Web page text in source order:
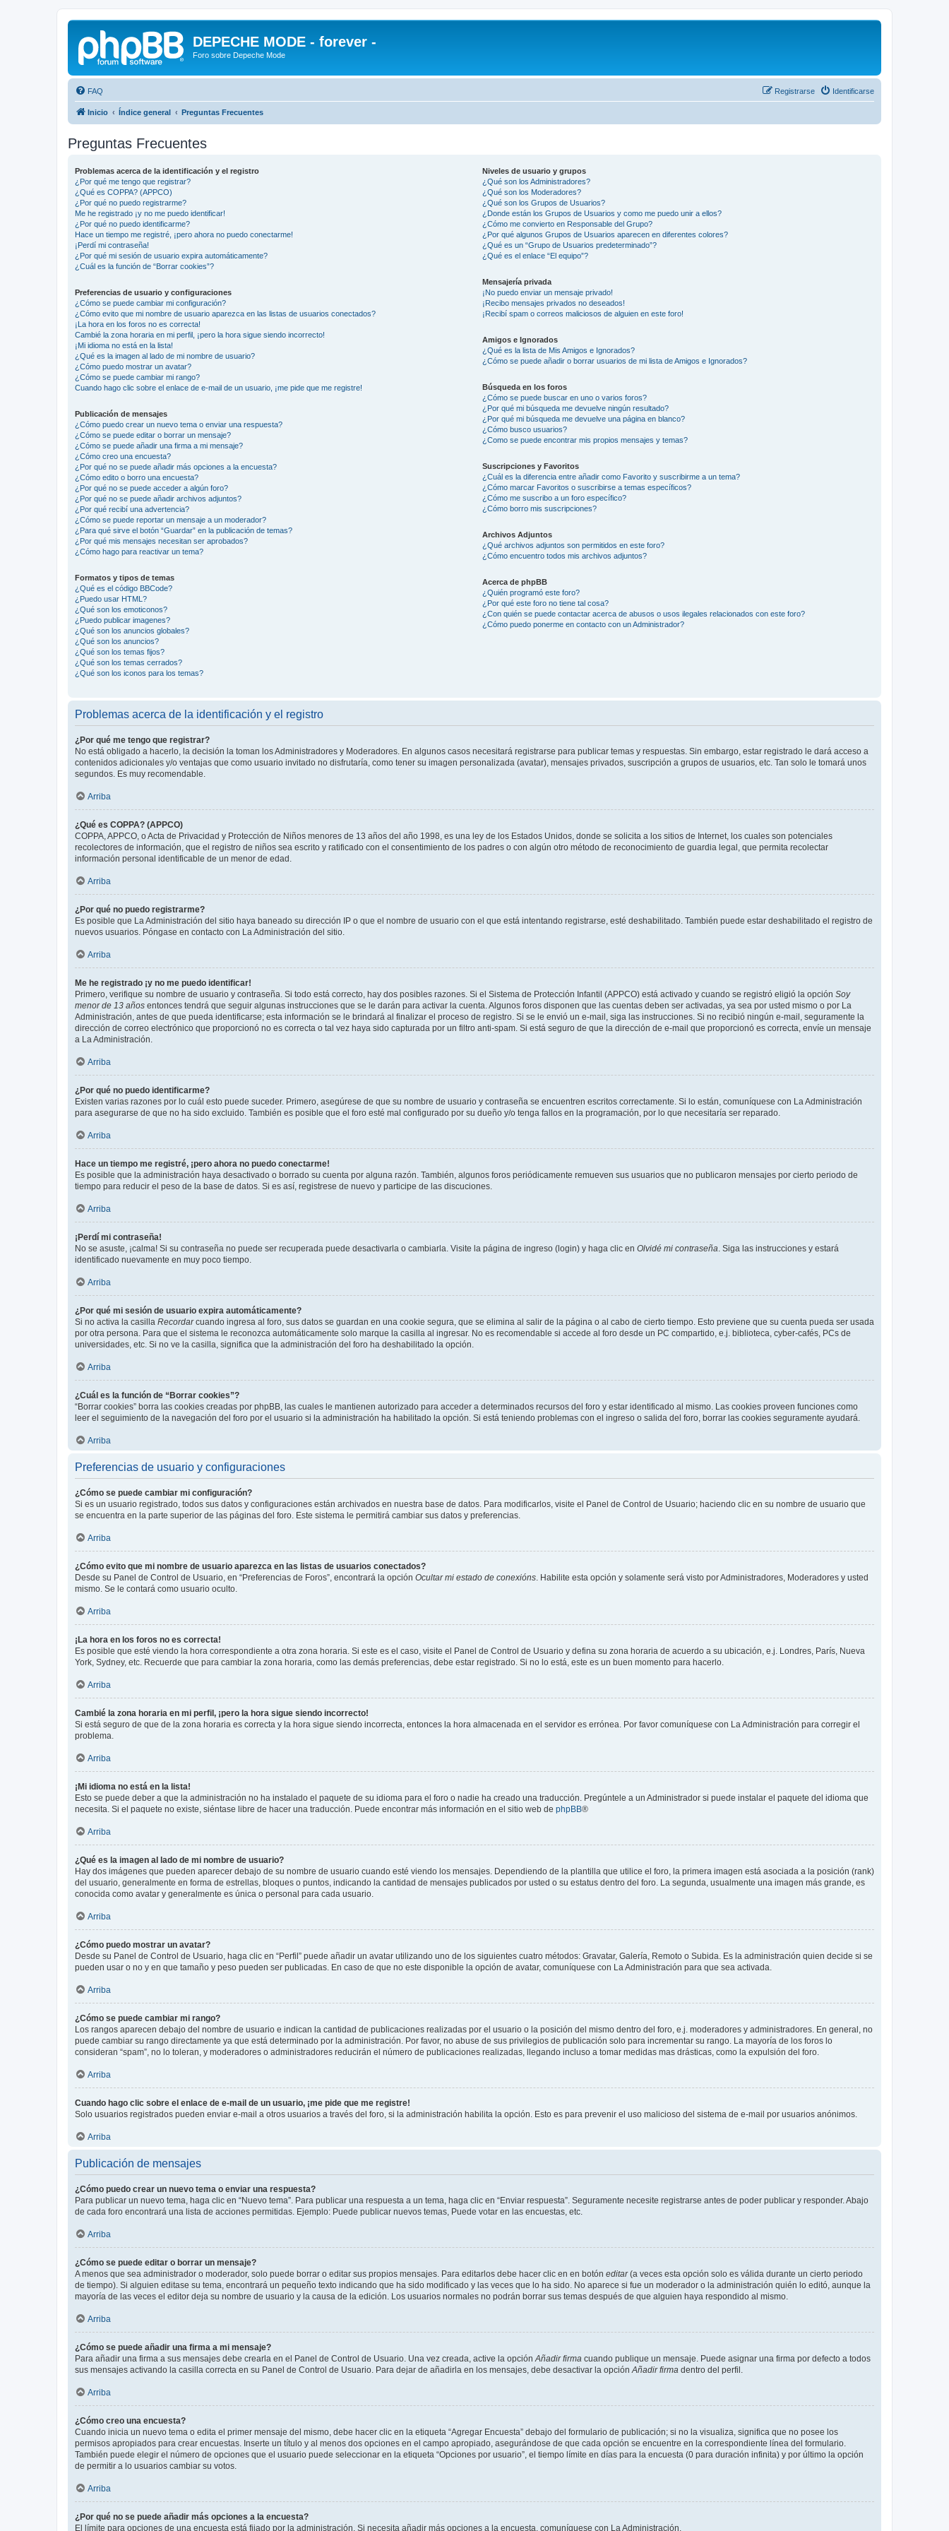
DEPECHE MODE - forever -
Foro sobre Depeche Mode
FAQ Identificarse
Registrarse
Inicio Índice general Preguntas Frecuentes
Preguntas Frecuentes
Problemas acerca de la identificación y el registro
¿Por qué me tengo que registrar?
¿Qué es COPPA? (APPCO)
¿Por qué no puedo registrarme?
Me he registrado ¡y no me puedo identificar!
¿Por qué no puedo identificarme?
Hace un tiempo me registré, ¡pero ahora no puedo conectarme!
¡Perdí mi contraseña!
¿Por qué mi sesión de usuario expira automáticamente?
¿Cuál es la función de “Borrar cookies”?
Preferencias de usuario y configuraciones
¿Cómo se puede cambiar mi configuración?
¿Cómo evito que mi nombre de usuario aparezca en las listas de usuarios conectados?
¡La hora en los foros no es correcta!
Cambié la zona horaria en mi perfil, ¡pero la hora sigue siendo incorrecto!
¡Mi idioma no está en la lista!
¿Qué es la imagen al lado de mi nombre de usuario?
¿Cómo puedo mostrar un avatar?
¿Cómo se puede cambiar mi rango?
Cuando hago clic sobre el enlace de e-mail de un usuario, ¡me pide que me registre!
Publicación de mensajes
¿Cómo puedo crear un nuevo tema o enviar una respuesta?
¿Cómo se puede editar o borrar un mensaje?
¿Cómo se puede añadir una firma a mi mensaje?
¿Cómo creo una encuesta?
¿Por qué no se puede añadir más opciones a la encuesta?
¿Cómo edito o borro una encuesta?
¿Por qué no se puede acceder a algún foro?
¿Por qué no se puede añadir archivos adjuntos?
¿Por qué recibí una advertencia?
¿Cómo se puede reportar un mensaje a un moderador?
¿Para qué sirve el botón “Guardar” en la publicación de temas?
¿Por qué mis mensajes necesitan ser aprobados?
¿Cómo hago para reactivar un tema?
Formatos y tipos de temas
¿Qué es el código BBCode?
¿Puedo usar HTML?
¿Qué son los emoticonos?
¿Puedo publicar imagenes?
¿Qué son los anuncios globales?
¿Qué son los anuncios?
¿Qué son los temas fijos?
¿Qué son los temas cerrados?
¿Qué son los iconos para los temas?
Niveles de usuario y grupos
¿Qué son los Administradores?
¿Qué son los Moderadores?
¿Qué son los Grupos de Usuarios?
¿Donde están los Grupos de Usuarios y como me puedo unir a ellos?
¿Cómo me convierto en Responsable del Grupo?
¿Por qué algunos Grupos de Usuarios aparecen en diferentes colores?
¿Qué es un “Grupo de Usuarios predeterminado”?
¿Qué es el enlace “El equipo”?
Mensajería privada
¡No puedo enviar un mensaje privado!
¡Recibo mensajes privados no deseados!
¡Recibí spam o correos maliciosos de alguien en este foro!
Amigos e Ignorados
¿Qué es la lista de Mis Amigos e Ignorados?
¿Cómo se puede añadir o borrar usuarios de mi lista de Amigos e Ignorados?
Búsqueda en los foros
¿Cómo se puede buscar en uno o varios foros?
¿Por qué mi búsqueda me devuelve ningún resultado?
¿Por qué mi búsqueda me devuelve una página en blanco?
¿Cómo busco usuarios?
¿Como se puede encontrar mis propios mensajes y temas?
Suscripciones y Favoritos
¿Cuál es la diferencia entre añadir como Favorito y suscribirme a un tema?
¿Cómo marcar Favoritos o suscribirse a temas específicos?
¿Cómo me suscribo a un foro específico?
¿Cómo borro mis suscripciones?
Archivos Adjuntos
¿Qué archivos adjuntos son permitidos en este foro?
¿Cómo encuentro todos mis archivos adjuntos?
Acerca de phpBB
¿Quién programó este foro?
¿Por qué este foro no tiene tal cosa?
¿Con quién se puede contactar acerca de abusos o usos ilegales relacionados con este foro?
¿Cómo puedo ponerme en contacto con un Administrador?
Problemas acerca de la identificación y el registro
¿Por qué me tengo que registrar?
No está obligado a hacerlo, la decisión la toman los Administradores y Moderadores. En algunos casos necesitará registrarse para publicar temas y respuestas. Sin embargo, estar registrado le dará acceso a
contenidos adicionales y/o ventajas que como usuario invitado no disfrutaría, como tener su imagen personalizada (avatar), mensajes privados, suscripción a grupos de usuarios, etc. Tan solo le tomará unos
segundos. Es muy recomendable.
Arriba
¿Qué es COPPA? (APPCO)
COPPA, APPCO, o Acta de Privacidad y Protección de Niños menores de 13 años del año 1998, es una ley de los Estados Unidos, donde se solicita a los sitios de Internet, los cuales son potenciales
recolectores de información, que el registro de niños sea escrito y ratificado con el consentimiento de los padres o con algún otro método de reconocimiento de guardia legal, que permita recolectar
información personal identificable de un menor de edad.
Arriba
¿Por qué no puedo registrarme?
Es posible que La Administración del sitio haya baneado su dirección IP o que el nombre de usuario con el que está intentando registrarse, esté deshabilitado. También puede estar deshabilitado el registro de
nuevos usuarios. Póngase en contacto con La Administración del sitio.
Arriba
Me he registrado ¡y no me puedo identificar!
Primero, verifique su nombre de usuario y contraseña. Si todo está correcto, hay dos posibles razones. Si el Sistema de Protección Infantil (APPCO) está activado y cuando se registró eligió la opción Soy
menor de 13 años entonces tendrá que seguir algunas instrucciones que se le darán para activar la cuenta. Algunos foros disponen que las cuentas deben ser activadas, ya sea por usted mismo o por La
Administración, antes de que pueda identificarse; esta información se le brindará al finalizar el proceso de registro. Si se le envió un e-mail, siga las instrucciones. Si no recibió ningún e-mail, seguramente la
dirección de correo electrónico que proporcionó no es correcta o tal vez haya sido capturada por un filtro anti-spam. Si está seguro de que la dirección de e-mail que proporcionó es correcta, envíe un mensaje
a La Administración.
Arriba
¿Por qué no puedo identificarme?
Existen varias razones por lo cuál esto puede suceder. Primero, asegúrese de que su nombre de usuario y contraseña se encuentren escritos correctamente. Si lo están, comuníquese con La Administración
para asegurarse de que no ha sido excluido. También es posible que el foro esté mal configurado por su dueño y/o tenga fallos en la programación, por lo que necesitaría ser reparado.
Arriba
Hace un tiempo me registré, ¡pero ahora no puedo conectarme!
Es posible que la administración haya desactivado o borrado su cuenta por alguna razón. También, algunos foros periódicamente remueven sus usuarios que no publicaron mensajes por cierto periodo de
tiempo para reducir el peso de la base de datos. Si es así, registrese de nuevo y participe de las discuciones.
Arriba
¡Perdí mi contraseña!
No se asuste, ¡calma! Si su contraseña no puede ser recuperada puede desactivarla o cambiarla. Visite la página de ingreso (login) y haga clic en Olvidé mi contraseña . Siga las instrucciones y estará
identificado nuevamente en muy poco tiempo.
Arriba
¿Por qué mi sesión de usuario expira automáticamente?
Si no activa la casilla Recordarcuando ingresa al foro, sus datos se guardan en una cookie segura, que se elimina al salir de la página o al cabo de cierto tiempo. Esto previene que su cuenta pueda ser usada
por otra persona. Para que el sistema le reconozca automáticamente solo marque la casilla al ingresar. No es recomendable si accede al foro desde un PC compartido, e.j. biblioteca, cyber-cafés, PCs de
universidades, etc. Si no ve la casilla, significa que la administración del foro ha deshabilitado la opción.
Arriba
¿Cuál es la función de “Borrar cookies”?
“Borrar cookies” borra las cookies creadas por phpBB, las cuales le mantienen autorizado para acceder a determinados recursos del foro y estar identificado al mismo. Las cookies proveen funciones como
leer el seguimiento de la navegación del foro por el usuario si la administración ha habilitado la opción. Si está teniendo problemas con el ingreso o salida del foro, borrar las cookies seguramente ayudará.
Arriba
Preferencias de usuario y configuraciones
¿Cómo se puede cambiar mi configuración?
Si es un usuario registrado, todos sus datos y configuraciones están archivados en nuestra base de datos. Para modificarlos, visite el Panel de Control de Usuario; haciendo clic en su nombre de usuario que
se encuentra en la parte superior de las páginas del foro. Este sistema le permitirá cambiar sus datos y preferencias.
Arriba
¿Cómo evito que mi nombre de usuario aparezca en las listas de usuarios conectados?
Desde su Panel de Control de Usuario, en “Preferencias de Foros”, encontrará la opción Ocultar mi estado de conexións . Habilite esta opción y solamente será visto por Administradores, Moderadores y usted
mismo. Se le contará como usuario oculto.
Arriba
¡La hora en los foros no es correcta!
Es posible que esté viendo la hora correspondiente a otra zona horaria. Si este es el caso, visite el Panel de Control de Usuario y defina su zona horaria de acuerdo a su ubicación, e.j. Londres, París, Nueva
York, Sydney, etc. Recuerde que para cambiar la zona horaria, como las demás preferencias, debe estar registrado. Si no lo está, este es un buen momento para hacerlo.
Arriba
Cambié la zona horaria en mi perfil, ¡pero la hora sigue siendo incorrecto!
Si está seguro de que de la zona horaria es correcta y la hora sigue siendo incorrecta, entonces la hora almacenada en el servidor es errónea. Por favor comuníquese con La Administración para corregir el
problema.
Arriba
¡Mi idioma no está en la lista!
Esto se puede deber a que la administración no ha instalado el paquete de su idioma para el foro o nadie ha creado una traducción. Pregúntele a un Administrador si puede instalar el paquete del idioma que
necesita. Si el paquete no existe, siéntase libre de hacer una traducción. Puede encontrar más información en el sitio web de phpBB®
Arriba
¿Qué es la imagen al lado de mi nombre de usuario?
Hay dos imágenes que pueden aparecer debajo de su nombre de usuario cuando esté viendo los mensajes. Dependiendo de la plantilla que utilice el foro, la primera imagen está asociada a la posición (rank)
del usuario, generalmente en forma de estrellas, bloques o puntos, indicando la cantidad de mensajes publicados por usted o su estatus dentro del foro. La segunda, usualmente una imagen más grande, es
conocida como avatar y generalmente es única o personal para cada usuario.
Arriba
¿Cómo puedo mostrar un avatar?
Desde su Panel de Control de Usuario, haga clic en “Perfil” puede añadir un avatar utilizando uno de los siguientes cuatro métodos: Gravatar, Galería, Remoto o Subida. Es la administración quien decide si se
pueden usar o no y en que tamaño y peso pueden ser publicadas. En caso de que no este disponible la opción de avatar, comuníquese con La Administración para que sea activada.
Arriba
¿Cómo se puede cambiar mi rango?
Los rangos aparecen debajo del nombre de usuario e indican la cantidad de publicaciones realizadas por el usuario o la posición del mismo dentro del foro, e.j. moderadores y administradores. En general, no
puede cambiar su rango directamente ya que está determinado por la administración. Por favor, no abuse de sus privilegios de publicación solo para incrementar su rango. La mayoría de los foros lo
consideran “spam”, no lo toleran, y moderadores o administradores reducirán el número de publicaciones realizadas, llegando incluso a tomar medidas mas drásticas, como la expulsión del foro.
Arriba
Cuando hago clic sobre el enlace de e-mail de un usuario, ¡me pide que me registre!
Solo usuarios registrados pueden enviar e-mail a otros usuarios a través del foro, si la administración habilita la opción. Esto es para prevenir el uso malicioso del sistema de e-mail por usuarios anónimos.
Arriba
Publicación de mensajes
¿Cómo puedo crear un nuevo tema o enviar una respuesta?
Para publicar un nuevo tema, haga clic en “Nuevo tema”. Para publicar una respuesta a un tema, haga clic en “Enviar respuesta”. Seguramente necesite registrarse antes de poder publicar y responder. Abajo
de cada foro encontrará una lista de acciones permitidas. Ejemplo: Puede publicar nuevos temas, Puede votar en las encuestas, etc.
Arriba
¿Cómo se puede editar o borrar un mensaje?
A menos que sea administrador o moderador, solo puede borrar o editar sus propios mensajes. Para editarlos debe hacer clic en en botón editar(a veces esta opción solo es válida durante un cierto periodo
de tiempo). Si alguien editase su tema, encontrará un pequeño texto indicando que ha sido modificado y las veces que lo ha sido. No aparece si fue un moderador o la administración quién lo editó, aunque la
mayoría de las veces el editor deja su nombre de usuario y la causa de la edición. Los usuarios normales no podrán borrar sus temas después de que alguien haya respondido al mismo.
Arriba
¿Cómo se puede añadir una firma a mi mensaje?
Para añadir una firma a sus mensajes debe crearla en el Panel de Control de Usuario. Una vez creada, active la opción Añadir firma cuando publique un mensaje. Puede asignar una firma por defecto a todos
sus mensajes activando la casilla correcta en su Panel de Control de Usuario. Para dejar de añadirla en los mensajes, debe desactivar la opción Añadir firma dentro del perfil.
Arriba
¿Cómo creo una encuesta?
Cuando inicia un nuevo tema o edita el primer mensaje del mismo, debe hacer clic en la etiqueta “Agregar Encuesta” debajo del formulario de publicación; si no la visualiza, significa que no posee los
permisos apropiados para crear encuestas. Inserte un título y al menos dos opciones en el campo apropiado, asegurándose de que cada opción se encuentre en la correspondiente línea del formulario.
También puede elegir el número de opciones que el usuario puede seleccionar en la etiqueta “Opciones por usuario”, el tiempo límite en días para la encuesta (0 para duración infinita) y por último la opción
de permitir a lo usuarios cambiar su votos.
Arriba
¿Por qué no se puede añadir más opciones a la encuesta?
El límite para opciones de una encuesta está fijado por la administración. Si necesita añadir más opciones a la encuesta, comuníquese con La Administración.